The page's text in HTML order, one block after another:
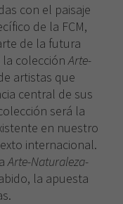
con el paisaje
de la FCM,
de la futura
colección Arte-
artistas que
central de sus
será la
en nuestro
internacional.
Arte-Naturaleza-
la apuesta